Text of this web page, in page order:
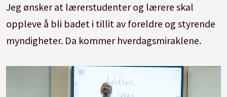
Jeg ønsker at lærerstudenter og lærere skal
oppleve å bli badet i tillit av foreldre og styrende
myndigheter. Da kommer hverdagsmiraklene.